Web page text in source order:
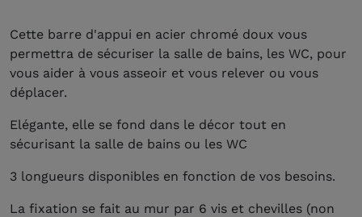
Cette barre d'appui en acier chromé doux vous
permettra de sécuriser la salle de bains, les WC, pour
vous aider à vous asseoir et vous relever ou vous
déplacer.
Elégante, elle se fond dans le décor tout en
sécurisant la salle de bains ou les WC
3 longueurs disponibles en fonction de vos besoins.
La fixation se fait au mur par 6 vis et chevilles (non